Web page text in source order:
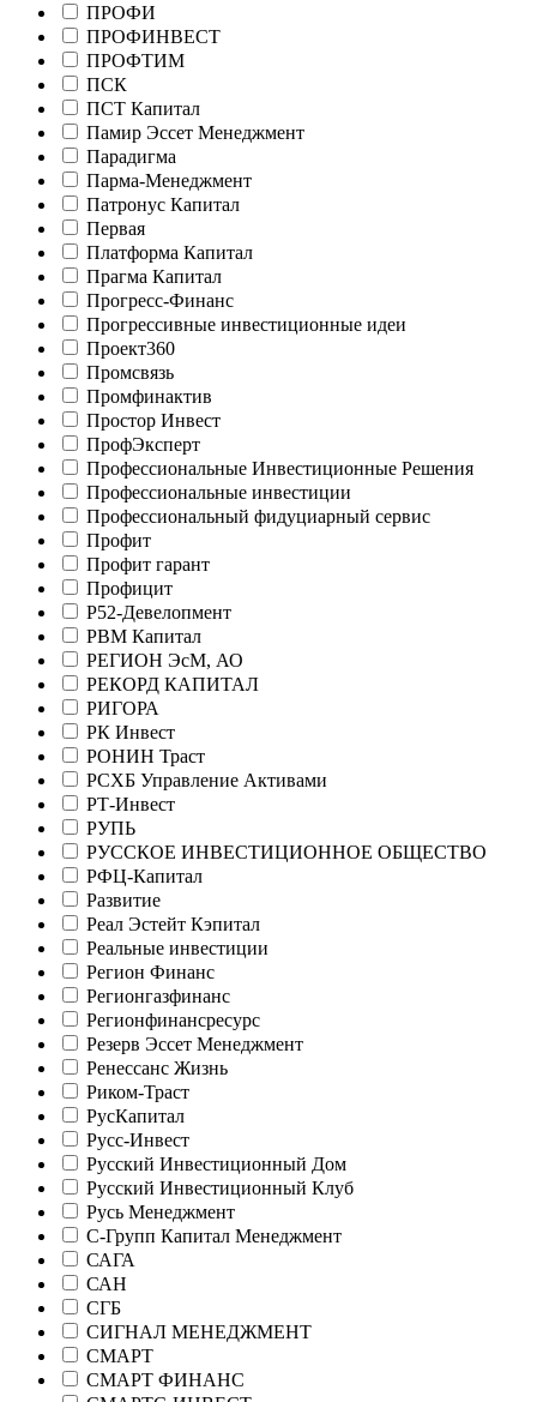
ПРОФИ
ПРОФИНВЕСТ
ПРОФТИМ
ПСК
ПСТ Капитал
Памир Эссет Менеджмент
Парадигма
Парма-Менеджмент
Патронус Капитал
Первая
Платформа Капитал
Прагма Капитал
Прогресс-Финанс
Прогрессивные инвестиционные идеи
Проект360
Промсвязь
Промфинактив
Простор Инвест
ПрофЭксперт
Профессиональные Инвестиционные Решения
Профессиональные инвестиции
Профессиональный фидуциарный сервис
Профит
Профит гарант
Профицит
Р52-Девелопмент
РВМ Капитал
РЕГИОН ЭсМ, АО
РЕКОРД КАПИТАЛ
РИГОРА
РК Инвест
РОНИН Траст
РСХБ Управление Активами
РТ-Инвест
РУПЬ
РУССКОЕ ИНВЕСТИЦИОННОЕ ОБЩЕСТВО
РФЦ-Капитал
Развитие
Реал Эстейт Кэпитал
Реальные инвестиции
Регион Финанс
Регионгазфинанс
Регионфинансресурс
Резерв Эссет Менеджмент
Ренессанс Жизнь
Риком-Траст
РусКапитал
Русс-Инвест
Русский Инвестиционный Дом
Русский Инвестиционный Клуб
Русь Менеджмент
С-Групп Капитал Менеджмент
САГА
САН
СГБ
СИГНАЛ МЕНЕДЖМЕНТ
СМАРТ
СМАРТ ФИНАНС